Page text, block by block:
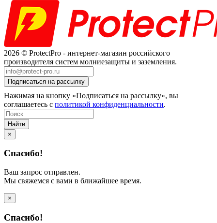
2026 © ProtectPro - интернет-магазин российского
производителя систем молниезащиты и заземления.
Нажимая на кнопку «Подписаться на рассылку», вы
соглашаетесь с политикой конфиденциальности.
Найти
×
Спасибо!
Ваш запрос отправлен.
Мы свяжемся с вами в ближайшее время.
×
Спасибо!